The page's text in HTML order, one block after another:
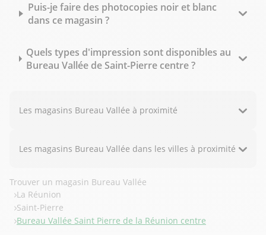
Puis-je faire des photocopies noir et blanc
dans ce magasin ?
Quels types d'impression sont disponibles au
Bureau Vallée de Saint-Pierre centre ?
Les magasins Bureau Vallée à proximité
Les magasins Bureau Vallée dans les villes à proximité
Trouver un magasin Bureau Vallée
La Réunion
Saint-Pierre
Bureau Vallée Saint Pierre de la Réunion centre